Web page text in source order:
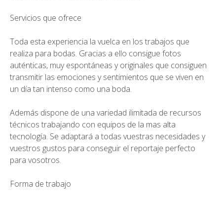
Servicios que ofrece
Toda esta experiencia la vuelca en los trabajos que
realiza para bodas. Gracias a ello consigue fotos
auténticas, muy espontáneas y originales que consiguen
transmitir las emociones y sentimientos que se viven en
un día tan intenso como una boda.
Además dispone de una variedad ilimitada de recursos
técnicos trabajando con equipos de la mas alta
tecnología. Se adaptará a todas vuestras necesidades y
vuestros gustos para conseguir el reportaje perfecto
para vosotros.
Forma de trabajo